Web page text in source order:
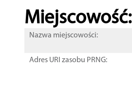
Miejscowość:
Nazwa miejscowości:
Adres URI zasobu PRNG: